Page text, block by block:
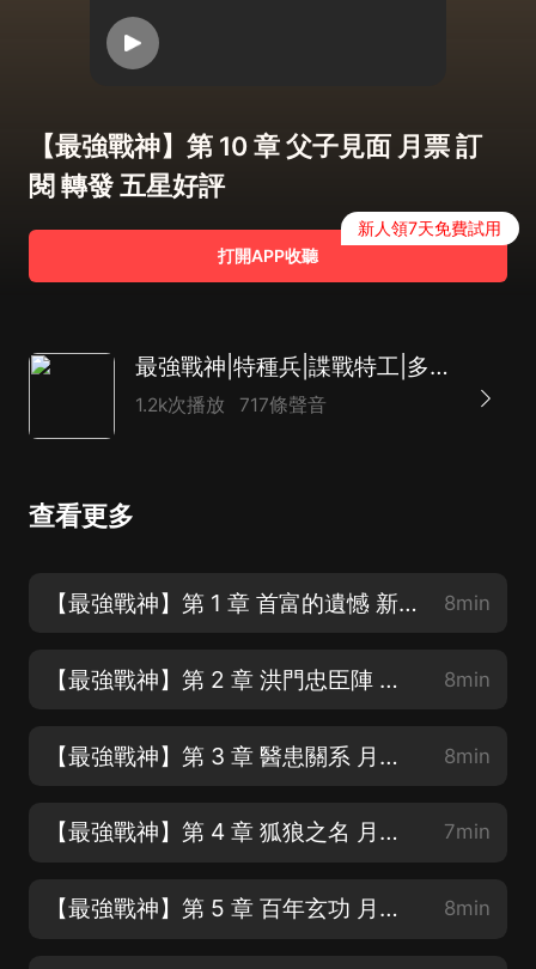
【最強戰神】第 10 章 父子見面 月票 訂
閱 轉發 五星好評
打開APP收聽
新人領7天免費試用
最強戰神|特種兵|諜戰特工|多播AI
1.2k次播放 717條聲音
查看更多
【最強戰神】第 1 章 首富的遺憾 新書上架！福利多多 8min
【最強戰神】第 2 章 洪門忠臣陣 月票 訂閱 轉發 五星好評 8min
【最強戰神】第 3 章 醫患關系 月票 訂閱 轉發 五星好評 8min
【最強戰神】第 4 章 狐狼之名 月票 訂閱 轉發 五星好評 7min
【最強戰神】第 5 章 百年玄功 月票 訂閱 轉發 五星好評 8min